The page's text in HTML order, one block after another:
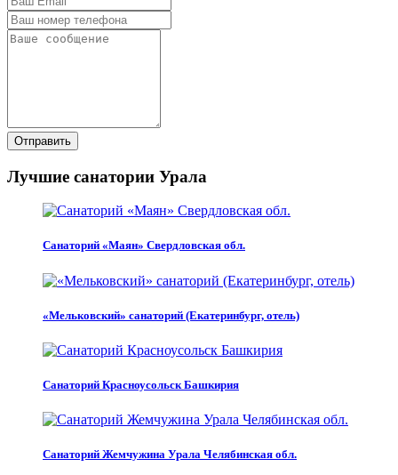
Отправить
Лучшие санатории Урала
Санаторий «Маян» Свердловская обл.
«Мельковский» санаторий (Екатеринбург, отель)
Санаторий Красноусольск Башкирия
Санаторий Жемчужина Урала Челябинская обл.